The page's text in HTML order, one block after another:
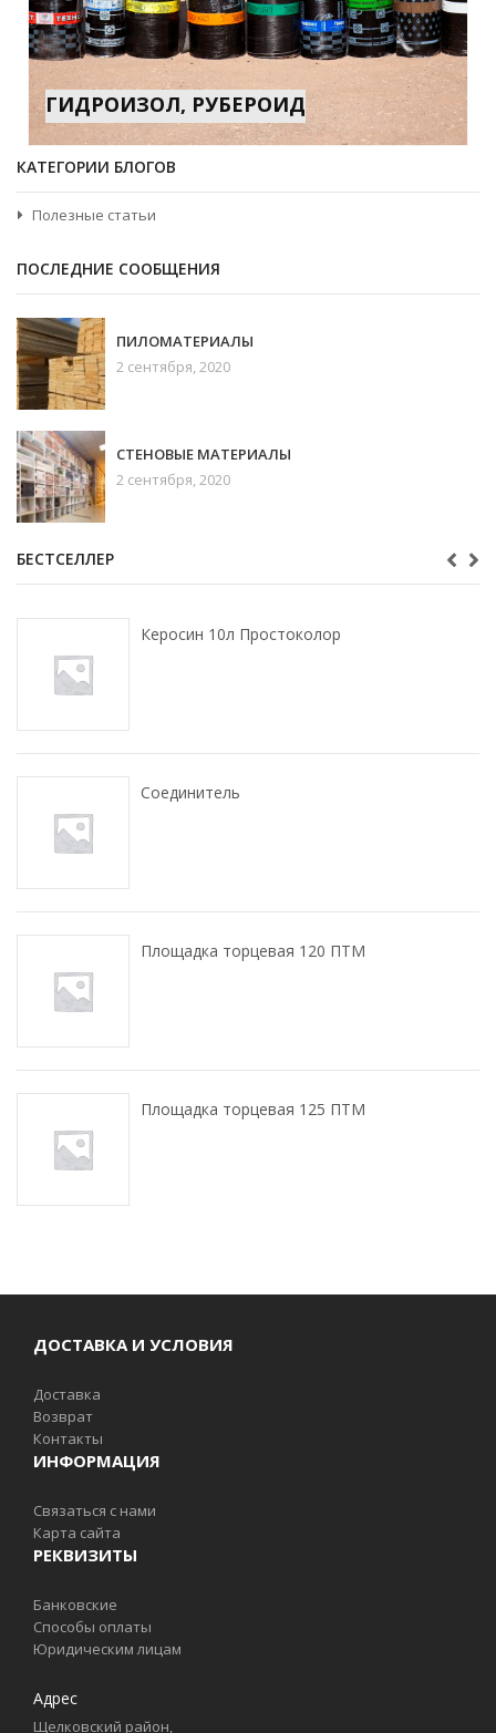
ГИДРОИЗОЛ, РУБЕРОИД
КАТЕГОРИИ БЛОГОВ
Полезные статьи
ПОСЛЕДНИЕ СООБЩЕНИЯ
ПИЛОМАТЕРИАЛЫ
2 сентября, 2020
СТЕНОВЫЕ МАТЕРИАЛЫ
2 сентября, 2020
БЕСТСЕЛЛЕР
Керосин 10л Простоколор
Соединитель
Площадка торцевая 120 ПТМ
Площадка торцевая 125 ПТМ
ДОСТАВКА И УСЛОВИЯ
Доставка
Возврат
Контакты
ИНФОРМАЦИЯ
Связаться с нами
Карта сайта
РЕКВИЗИТЫ
Банковские
Способы оплаты
Юридическим лицам
Адрес
Щелковский район,